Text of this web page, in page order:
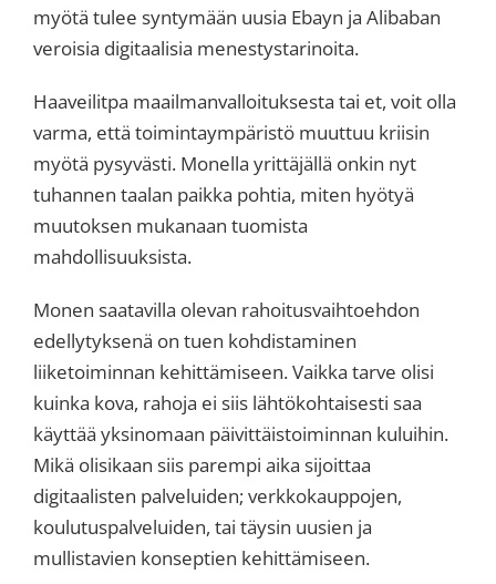
myötä tulee syntymään uusia Ebayn ja Alibaban
veroisia digitaalisia menestystarinoita.
Haaveilitpa maailmanvalloituksesta tai et, voit olla
varma, että toimintaympäristö muuttuu kriisin
myötä pysyvästi. Monella yrittäjällä onkin nyt
tuhannen taalan paikka pohtia, miten hyötyä
muutoksen mukanaan tuomista
mahdollisuuksista.
Monen saatavilla olevan rahoitusvaihtoehdon
edellytyksenä on tuen kohdistaminen
liiketoiminnan kehittämiseen. Vaikka tarve olisi
kuinka kova, rahoja ei siis lähtökohtaisesti saa
käyttää yksinomaan päivittäistoiminnan kuluihin.
Mikä olisikaan siis parempi aika sijoittaa
digitaalisten palveluiden; verkkokauppojen,
koulutuspalveluiden, tai täysin uusien ja
mullistavien konseptien kehittämiseen.